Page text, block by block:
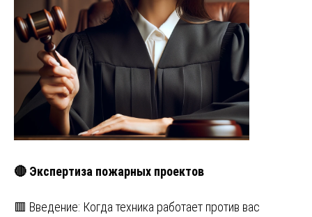
🔴 Экспертиза пожарных проектов
🟥 Введение: Когда техника работает против вас